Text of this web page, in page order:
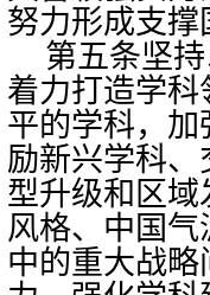
努力形成支
第五条坚
着力打造学
平的学科，
励新兴学科
型升级和区
风格、中国
中的重大战